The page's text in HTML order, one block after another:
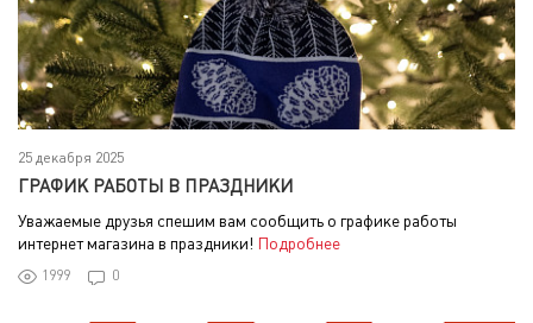
25 декабря 2025
ГРАФИК РАБОТЫ В ПРАЗДНИКИ
Уважаемые друзья спешим вам сообщить о графике работы
интернет магазина в праздники! Подробнее
1999 0